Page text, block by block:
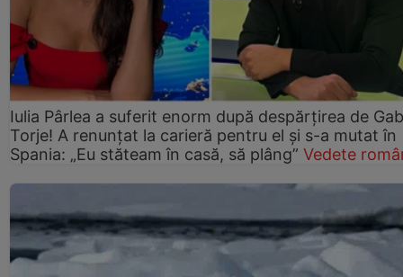
Iulia Pârlea a suferit enorm după despărțirea de
Torje! A renunțat la carieră pentru el și s-a mutat în
Spania: „Eu stăteam în casă, să plâng” Vedete